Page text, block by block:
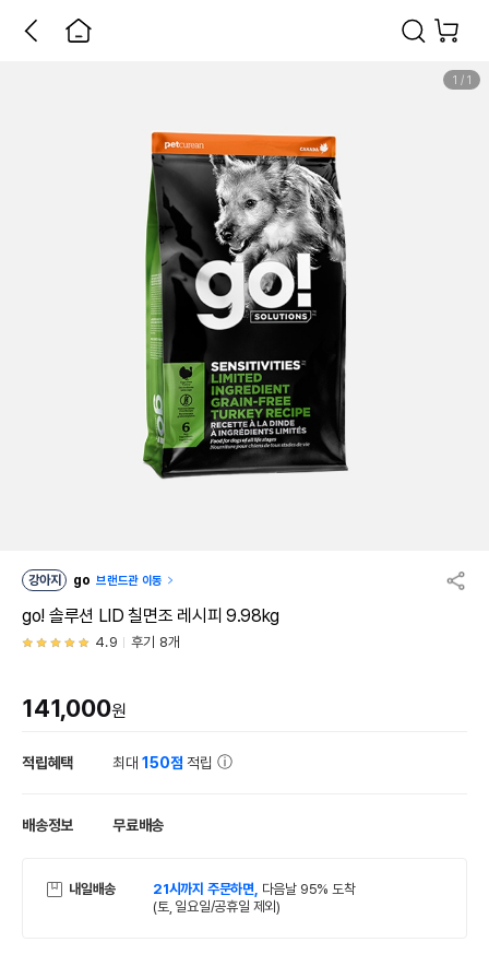
1 / 1
강아지 go 브랜드관 이동
go! 솔루션 LID 칠면조 레시피 9.98kg
4.9 후기 8개
141,000원
적립혜택 최대150점 적립
배송정보 무료배송
내일배송 21시까지 주문하면, 다음날 95% 도착
(토, 일요일/공휴일 제외)